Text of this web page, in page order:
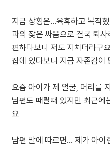
지금 상횡은...육휴하고 복직
과의 잦은 싸움으로 결국 퇴
편하다보니 저도 지치더라구요
집에 있다보니 지금 자존감이
요즘 아이가 제 얼굴, 머리를
남편도 때릴때 있지만 최근에
요
남편 말에 따르면... 제가 아이